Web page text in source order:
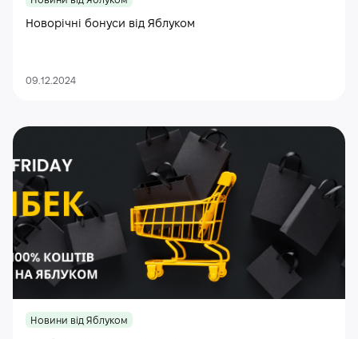
Новорічні бонуси від Яблуком
09.12.2024
Новини від Яблуком